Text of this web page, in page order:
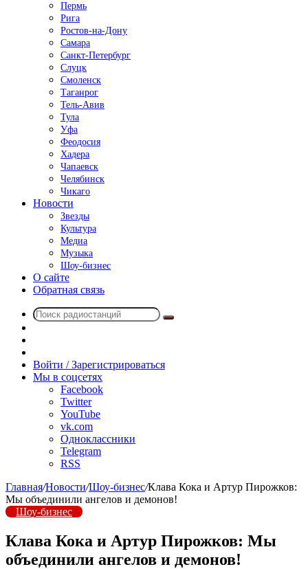
Пермь
Рига
Ростов-на-Дону
Самара
Санкт-Петербург
Слуцк
Смоленск
Таганрог
Тель-Авив
Тула
Уфа
Феодосия
Хадера
Чапаевск
Челябинск
Чикаго
Новости
Звезды
Культура
Медиа
Музыка
Шоу-бизнес
О сайте
Обратная связь
Поиск
радио
Войти / Зарегистрироваться
Мы в соцсетях
Facebook
Twitter
YouTube
vk.com
Одноклассники
Telegram
RSS
Главная/Новости/Шоу-бизнес/Клава Кока и Артур Пирожков:
Мы объединили ангелов и демонов!
Шоу-бизнес
Клава Кока и Артур Пирожков: Мы
объединили ангелов и демонов!